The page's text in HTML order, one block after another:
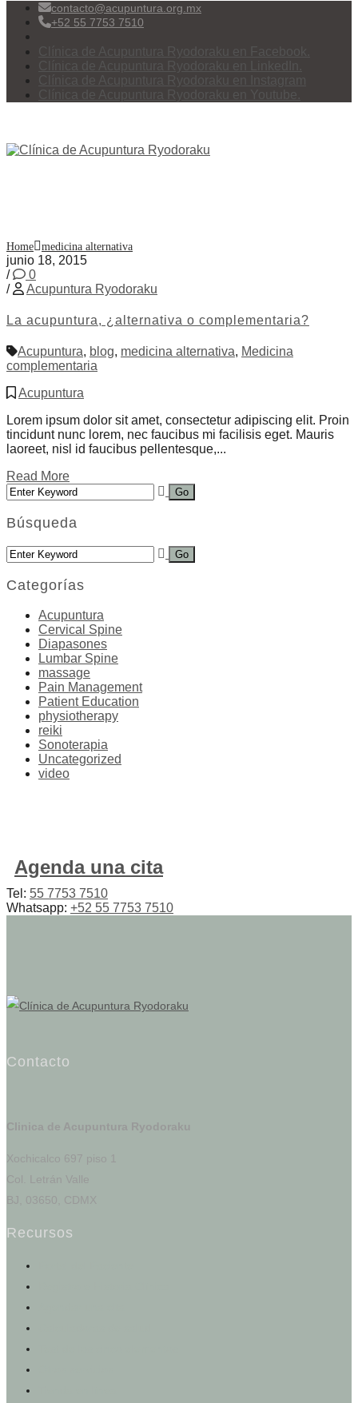
contacto@acupuntura.org.mx
+52 55 7753 7510
Clínica de Acupuntura Ryodoraku en Facebook.
Clínica de Acupuntura Ryodoraku en LinkedIn.
Clínica de Acupuntura Ryodoraku en Instagram
Clínica de Acupuntura Ryodoraku en Youtube.
Home medicina alternativa
junio 18, 2015
/
0
/
Acupuntura Ryodoraku
La acupuntura, ¿alternativa o complementaria?
Acupuntura, blog, medicina alternativa, Medicina
complementaria
Acupuntura
Lorem ipsum dolor sit amet, consectetur adipiscing elit. Proin
tincidunt nunc lorem, nec faucibus mi facilisis eget. Mauris
laoreet, nisl id faucibus pellentesque,...
Read More
Búsqueda
Categorías
Acupuntura
Cervical Spine
Diapasones
Lumbar Spine
massage
Pain Management
Patient Education
physiotherapy
reiki
Sonoterapia
Uncategorized
video
Agenda una cita
Tel: 55 7753 7510
Whatsapp: +52 55 7753 7510
Contacto
Clinica de Acupuntura Ryodoraku
Xochicalco 697 piso 1
Col. Letrán Valle
BJ, 03650, CDMX
Recursos